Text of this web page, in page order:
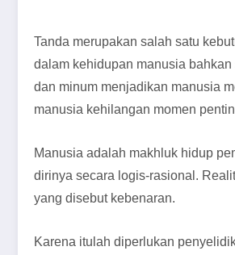
Tanda merupakan salah satu
dalam kehidupan manusia
dan minum menjadikan manusia
manusia kehilangan momen
Manusia adalah makhluk hidup
dirinya secara logis-rasional.
yang disebut kebenaran.
Karena itulah diperlukan